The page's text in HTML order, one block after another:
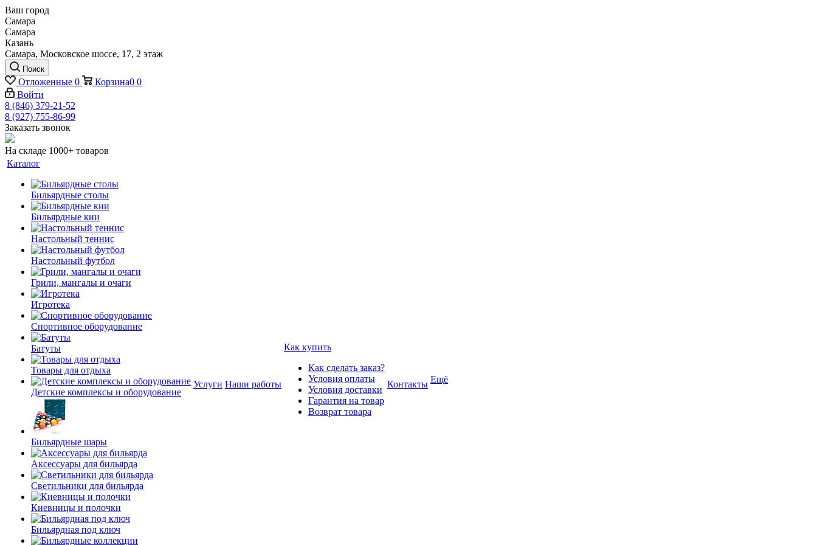
Ваш город
Самара
Самара
Казань
Самара, Московское шоссе, 17, 2 этаж
Поиск
Отложенные 0 Корзина0 0
Войти
8 (846) 379-21-52
8 (927) 755-86-99
Заказать звонок
На складе 1000+ товаров
Каталог
Бильярдные столы
Бильярдные кии
Настольный теннис
Настольный футбол
Грили, мангалы и очаги
Игротека
Спортивное оборудование
Батуты
Товары для отдыха
Детские комплексы и оборудование
Бильярдные шары
Аксессуары для бильярда
Светильники для бильярда
Киевницы и полочки
Бильярдная под ключ
Услуги Наши работы
Как купить
Как сделать заказ?
Условия оплаты
Условия доставки
Гарантия на товар
Возврат товара
Контакты Ещё